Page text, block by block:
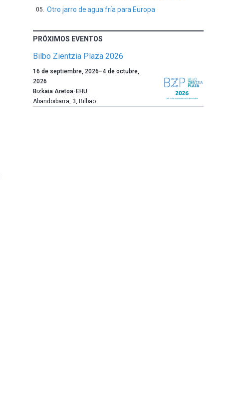
Otro jarro de agua fría para Europa
PRÓXIMOS EVENTOS
Bilbo Zientzia Plaza 2026
Un
año
más,
Bilbao
16 de septiembre, 2026–4 de octubre,
2026
Bizkaia Aretoa-EHU
Abandoibarra, 3, Bilbao